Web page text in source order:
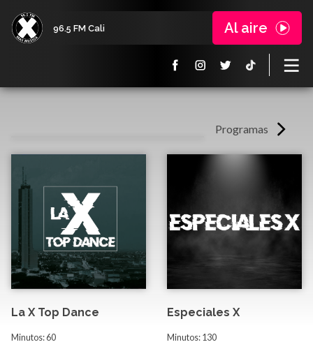
96.5 FM Cali Al aire
Programas
La X Top Dance
Minutos: 60
Especiales X
Minutos: 130